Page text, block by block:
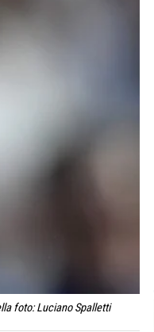
foto: Luciano Spalletti